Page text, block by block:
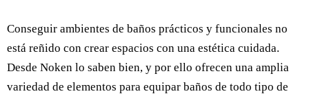
Conseguir ambientes de baños prácticos y funcionales no
está reñido con crear espacios con una estética cuidada.
Desde Noken lo saben bien, y por ello ofrecen una amplia
variedad de elementos para equipar baños de todo tipo de